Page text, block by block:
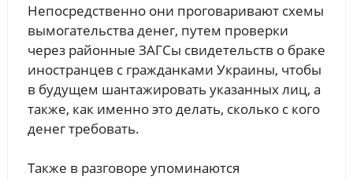
Непосредственно они проговаривают схемы
вымогательства денег, путем проверки
через районные ЗАГСы свидетельств о браке
иностранцев с гражданками Украины, чтобы
в будущем шантажировать указанных лиц, а
также, как именно это делать, сколько с кого
денег требовать.
Также в разговоре упоминаются